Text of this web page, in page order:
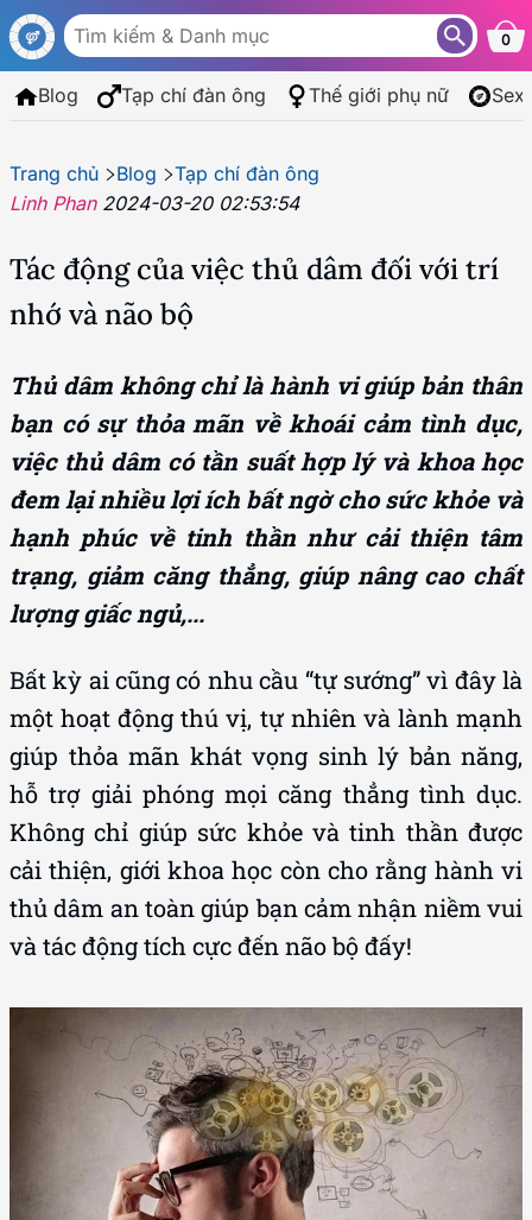
0
Blog Tạp chí đàn ông Thế giới phụ nữ
Trang chủ Blog
Tạp chí đàn ông
Linh Phan 2024-03-20 02:53:54
Tác động của việc thủ dâm đối với trí
nhớ và não bộ
Thủ dâm không chỉ là hành vi giúp bản thân
bạn có sự thỏa mãn về khoái cảm tình dục,
việc thủ dâm có tần suất hợp lý và khoa học
đem lại nhiều lợi ích bất ngờ cho sức khỏe và
hạnh phúc về tinh thần như cải thiện tâm
trạng, giảm căng thẳng, giúp nâng cao chất
lượng giấc ngủ,...
Bất kỳ ai cũng có nhu cầu “tự sướng” vì đây là
một hoạt động thú vị, tự nhiên và lành mạnh
giúp thỏa mãn khát vọng sinh lý bản năng,
hỗ trợ giải phóng mọi căng thẳng tình dục.
Không chỉ giúp sức khỏe và tinh thần được
cải thiện, giới khoa học còn cho rằng hành vi
thủ dâm an toàn giúp bạn cảm nhận niềm vui
và tác động tích cực đến não bộ đấy!